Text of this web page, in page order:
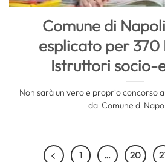
Comune di
esplicato per 370
Istruttori socio-
Non sarà un vero e proprio concorso
dal Comune di
1 … 20